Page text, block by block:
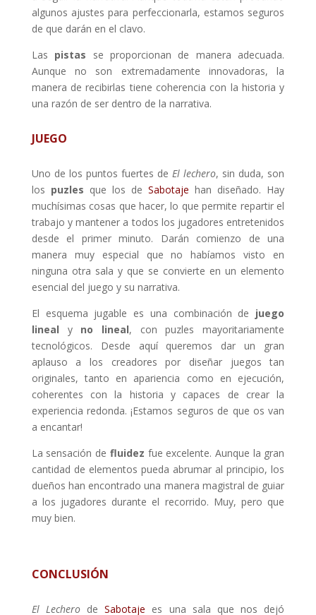
algunos ajustes para perfeccionarla, estamos seguros
de que darán en el clavo.
Las pistas se proporcionan de manera adecuada.
Aunque no son extremadamente innovadoras, la
manera de recibirlas tiene coherencia con la historia y
una razón de ser dentro de la narrativa.
JUEGO
Uno de los puntos fuertes de El lechero, sin duda, son
los puzles que los deSabotaje han diseñado. Hay
muchísimas cosas que hacer, lo que permite repartir el
trabajo y mantener a todos los jugadores entretenidos
desde el primer minuto. Darán comienzo de una
manera muy especial que no habíamos visto en
ninguna otra sala y que se convierte en un elemento
esencial del juego y su narrativa.
El esquema jugable es una combinación de juego
lineal y no lineal, con puzles mayoritariamente
tecnológicos. Desde aquí queremos dar un gran
aplauso a los creadores por diseñar juegos tan
originales, tanto en apariencia como en ejecución,
coherentes con la historia y capaces de crear la
experiencia redonda. ¡Estamos seguros de que os van
a encantar!
La sensación de fluidez fue excelente. Aunque la gran
cantidad de elementos pueda abrumar al principio, los
dueños han encontrado una manera magistral de guiar
a los jugadores durante el recorrido. Muy, pero que
muy bien.
CONCLUSIÓN
El LecherodeSabotaje es una sala que nos dejó